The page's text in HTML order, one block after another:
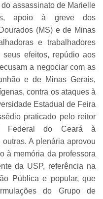
assassinato de Marielle
apoio à greve dos
(MS) e de Minas
e trabalhadores
efeitos, repúdio aos
a negociar com as
e de Minas Gerais,
contra os ataques à
Estadual de Feira
praticado pelo reitor
Federal do Ceará à
A plenária aprovou
à memória da professora
da USP, referência na
Pública e popular, que
do Grupo de